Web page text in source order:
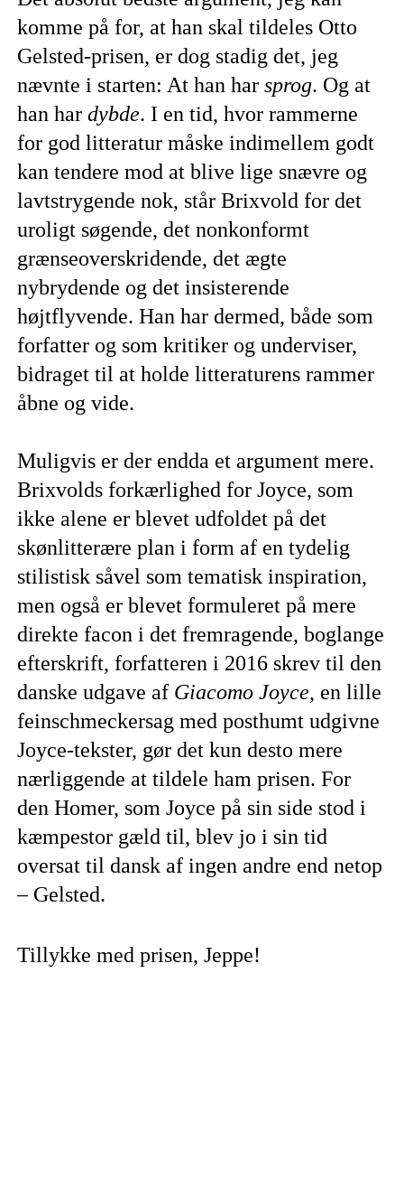
komme på for, at han skal tildeles Otto
Gelsted-prisen, er dog stadig det, jeg
nævnte i starten: At han har sprog. Og at
han har dybde. I en tid, hvor rammerne
for god litteratur måske indimellem godt
kan tendere mod at blive lige snævre og
lavtstrygende nok, står Brixvold for det
uroligt søgende, det nonkonformt
grænseoverskridende, det ægte
nybrydende og det insisterende
højtflyvende. Han har dermed, både som
forfatter og som kritiker og underviser,
bidraget til at holde litteraturens rammer
åbne og vide.
Muligvis er der endda et argument mere.
Brixvolds forkærlighed for Joyce, som
ikke alene er blevet udfoldet på det
skønlitterære plan i form af en tydelig
stilistisk såvel som tematisk inspiration,
men også er blevet formuleret på mere
direkte facon i det fremragende, boglange
efterskrift, forfatteren i 2016 skrev til den
danske udgave af Giacomo Joyce, en lille
feinschmeckersag med posthumt udgivne
Joyce-tekster, gør det kun desto mere
nærliggende at tildele ham prisen. For
den Homer, som Joyce på sin side stod i
kæmpestor gæld til, blev jo i sin tid
oversat til dansk af ingen andre end netop
– Gelsted.
Tillykke med prisen, Jeppe!